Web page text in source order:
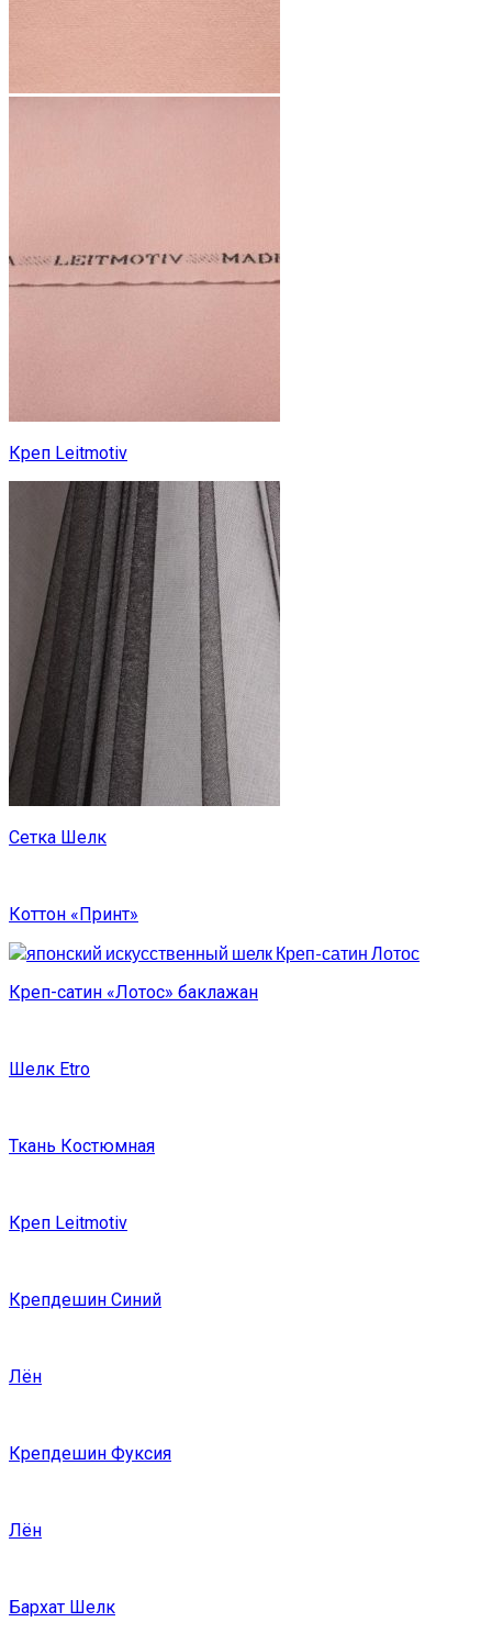
Креп Leitmotiv
Сетка Шелк
Коттон «Принт»
Креп-сатин «Лотос» баклажан
Шелк Etro
Ткань Костюмная
Креп Leitmotiv
Крепдешин Синий
Лён
Крепдешин Фуксия
Лён
Бархат Шелк